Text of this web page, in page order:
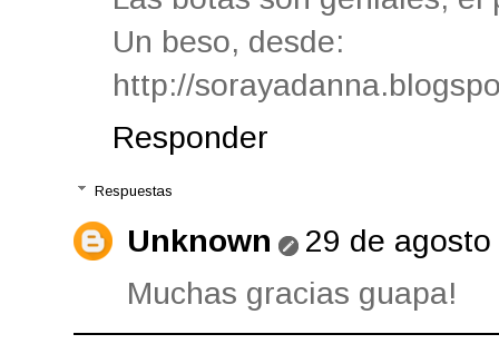
Un beso, desde:
http://
Responder
Respuestas
Unknown
29 de
Muchas gracias guapa!